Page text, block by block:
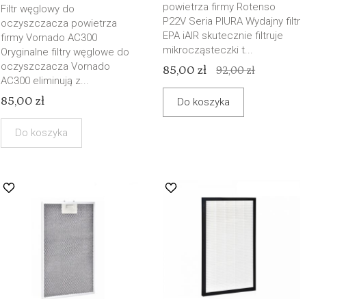
Filtr węglowy do
oczyszczacza powietrza
firmy Vornado AC300
Oryginalne filtry węglowe do
oczyszczacza Vornado
AC300 eliminują z...
85,00 zł
Do koszyka
powietrza firmy Rotenso
P22V Seria PIURA Wydajny filtr
EPA iAIR skutecznie filtruje
mikrocząsteczki t...
85,00 zł 92,00 zł
Do koszyka